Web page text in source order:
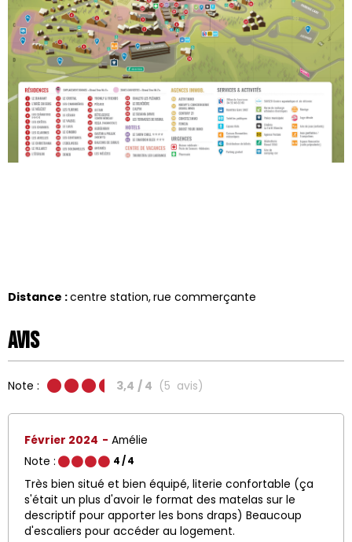
Distance :centre station rue commerçante
Avis
Note : 3,4 / 4 (5 avis)
Février 2024
Amélie
Note :
4/ 4
Très bien situé et bien équipé, literie confortable (ça
s'était un plus d'avoir le format des matelas sur le
descriptif pour apporter les bons draps) Beaucoup
d'escaliers pour accéder au logement.